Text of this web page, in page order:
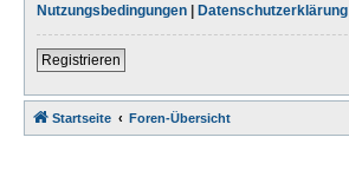
Nutzungsbedingungen | Datenschutzerklärung
Registrieren
Startseite Foren-Übersicht